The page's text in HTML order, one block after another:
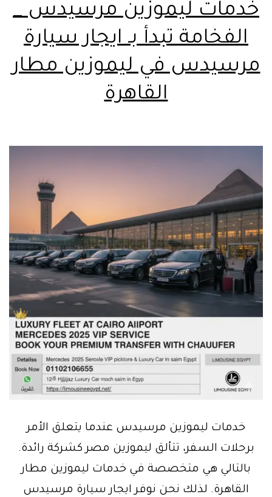
خدمات ليموزين مرسيدس _
الفخامة تبدأ بـ ايجار سيارة
مرسيدس في ليموزين مطار
القاهرة
خدمات ليموزين مرسيدس عندما يتعلق الأمر
برحلات السفر، تتألق ليموزين مصر كشركة رائدة.
بالتالي هي متخصصة في خدمات ليموزين مطار
القاهرة. لذلك نحن نوفر ايجار سيارة مرسيدس